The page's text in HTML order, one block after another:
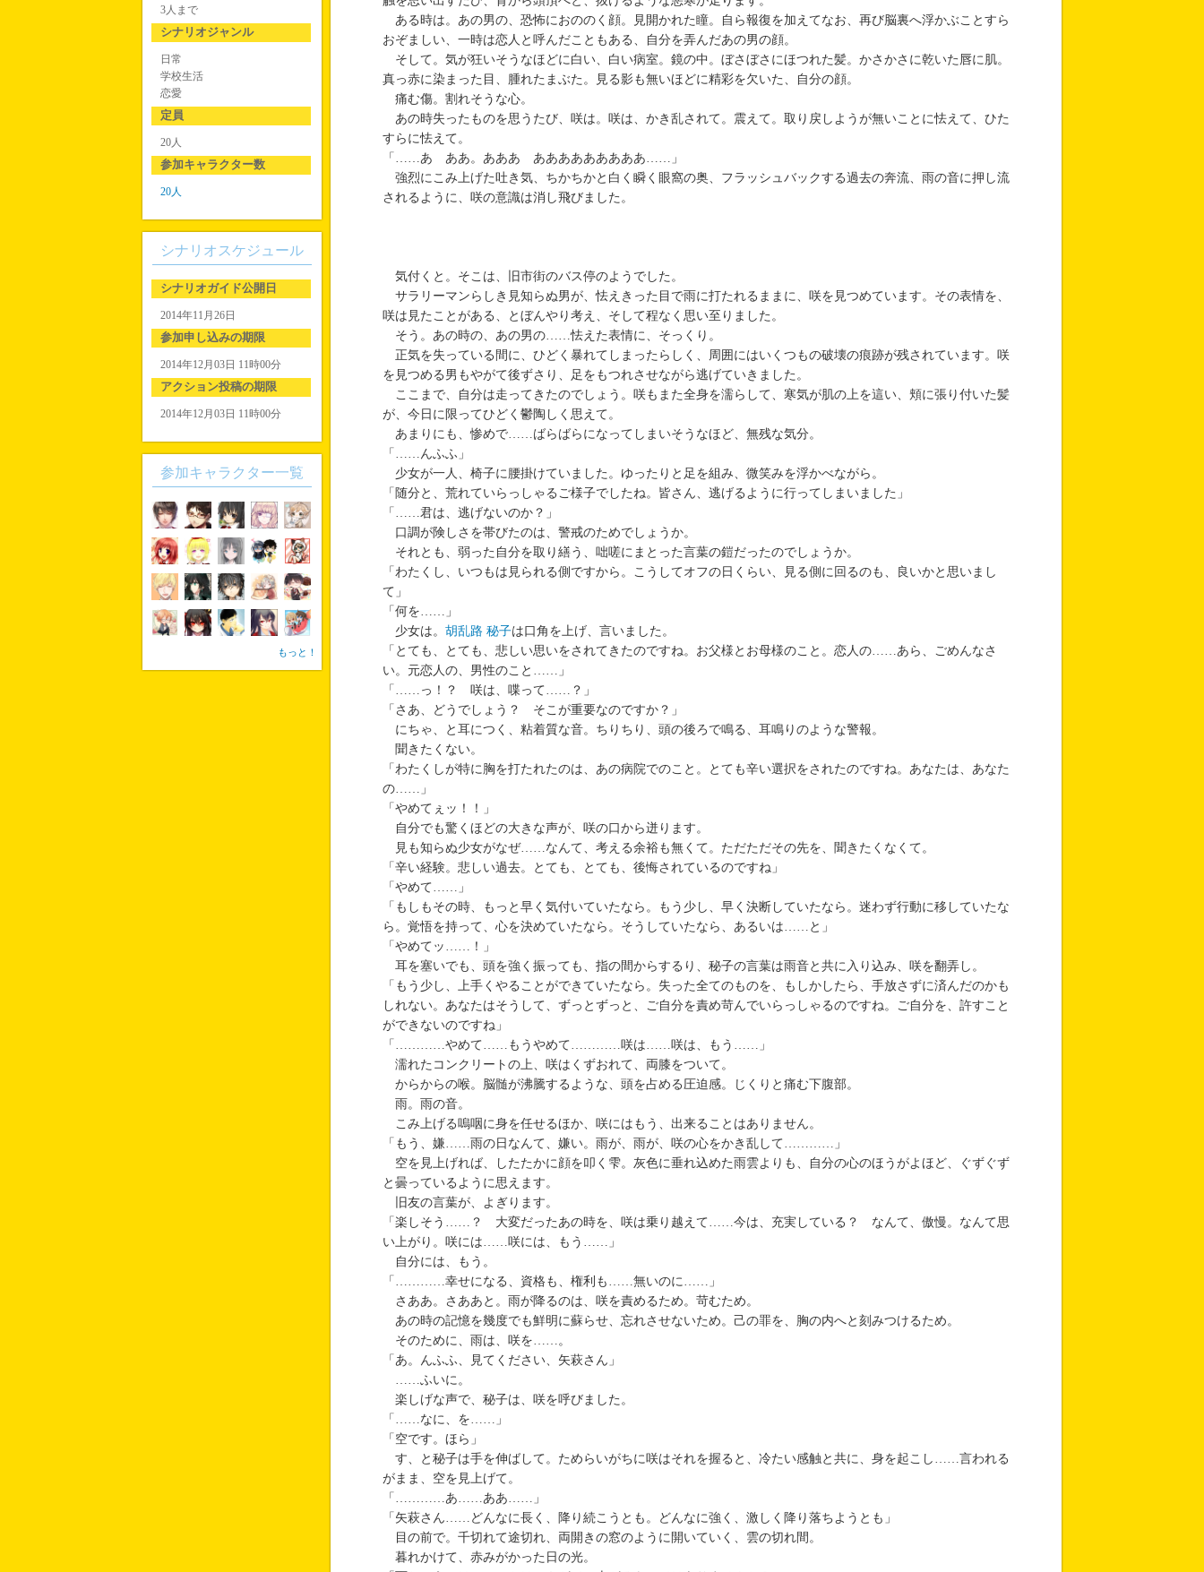
ある時は。あの男の、恐怖におののく顔。見開かれた瞳。自ら報復を加えてなお、再び脳裏へ浮かぶことすら
おぞましい、一時は恋人と呼んだこともある、自分を弄んだあの男の顔。
そして。気が狂いそうなほどに白い、白い病室。鏡の中。ぼさぼさにほつれた髪。かさかさに乾いた唇に肌。
真っ赤に染まった目、腫れたまぶた。見る影も無いほどに精彩を欠いた、自分の顔。
痛む傷。割れそうな心。
あの時失ったものを思うたび、咲は。咲は、かき乱されて。震えて。取り戻しようが無いことに怯えて、ひた
すらに怯えて。
「……あ ああ。あああ あああああああああ……」
強烈にこみ上げた吐き気、ちかちかと白く瞬く眼窩の奥、フラッシュバックする過去の奔流、雨の音に押し流
されるように、咲の意識は消し飛びました。
気付くと。そこは、旧市街のバス停のようでした。
サラリーマンらしき見知らぬ男が、怯えきった目で雨に打たれるままに、咲を見つめています。その表情を、
咲は見たことがある、とぼんやり考え、そして程なく思い至りました。
そう。あの時の、あの男の……怯えた表情に、そっくり。
正気を失っている間に、ひどく暴れてしまったらしく、周囲にはいくつもの破壊の痕跡が残されています。咲
を見つめる男もやがて後ずさり、足をもつれさせながら逃げていきました。
ここまで、自分は走ってきたのでしょう。咲もまた全身を濡らして、寒気が肌の上を這い、頬に張り付いた髪
が、今日に限ってひどく鬱陶しく思えて。
あまりにも、惨めで……ばらばらになってしまいそうなほど、無残な気分。
「……んふふ」
少女が一人、椅子に腰掛けていました。ゆったりと足を組み、微笑みを浮かべながら。
「随分と、荒れていらっしゃるご様子でしたね。皆さん、逃げるように行ってしまいました」
「……君は、逃げないのか？」
口調が険しさを帯びたのは、警戒のためでしょうか。
それとも、弱った自分を取り繕う、咄嗟にまとった言葉の鎧だったのでしょうか。
「わたくし、いつもは見られる側ですから。こうしてオフの日くらい、見る側に回るのも、良いかと思いまし
て」
「何を……」
少女は。 胡乱路 秘子は口角を上げ、言いました。
「とても、とても、悲しい思いをされてきたのですね。お父様とお母様のこと。恋人の……あら、ごめんなさ
い。元恋人の、男性のこと……」
「……っ！？ 咲は、喋って……？」
「さあ、どうでしょう？ そこが重要なのですか？」
にちゃ、と耳につく、粘着質な音。ちりちり、頭の後ろで鳴る、耳鳴りのような警報。
聞きたくない。
「わたくしが特に胸を打たれたのは、あの病院でのこと。とても辛い選択をされたのですね。あなたは、あなた
の……」
「やめてぇッ！！」
自分でも驚くほどの大きな声が、咲の口から迸ります。
見も知らぬ少女がなぜ……なんて、考える余裕も無くて。ただただその先を、聞きたくなくて。
「辛い経験。悲しい過去。とても、とても、後悔されているのですね」
「やめて……」
「もしもその時、もっと早く気付いていたなら。もう少し、早く決断していたなら。迷わず行動に移していたな
ら。覚悟を持って、心を決めていたなら。そうしていたなら、あるいは……と」
「やめてッ……！」
耳を塞いでも、頭を強く振っても、指の間からするり、秘子の言葉は雨音と共に入り込み、咲を翻弄し。
「もう少し、上手くやることができていたなら。失った全てのものを、もしかしたら、手放さずに済んだのかも
しれない。あなたはそうして、ずっとずっと、ご自分を責め苛んでいらっしゃるのですね。ご自分を、許すこと
ができないのですね」
「…………やめて……もうやめて…………咲は……咲は、もう……」
濡れたコンクリートの上、咲はくずおれて、両膝をついて。
からからの喉。脳髄が沸騰するような、頭を占める圧迫感。じくりと痛む下腹部。
雨。雨の音。
こみ上げる嗚咽に身を任せるほか、咲にはもう、出来ることはありません。
「もう、嫌……雨の日なんて、嫌い。雨が、雨が、咲の心をかき乱して…………」
空を見上げれば、したたかに顔を叩く雫。灰色に垂れ込めた雨雲よりも、自分の心のほうがよほど、ぐずぐず
と曇っているように思えます。
旧友の言葉が、よぎります。
「楽しそう……？ 大変だったあの時を、咲は乗り越えて……今は、充実している？ なんて、傲慢。なんて思
い上がり。咲には……咲には、もう……」
自分には、もう。
「…………幸せになる、資格も、権利も……無いのに……」
さああ。さああと。雨が降るのは、咲を責めるため。苛むため。
あの時の記憶を幾度でも鮮明に蘇らせ、忘れさせないため。己の罪を、胸の内へと刻みつけるため。
そのために、雨は、咲を……。
「あ。んふふ、見てください、矢萩さん」
……ふいに。
楽しげな声で、秘子は、咲を呼びました。
「……なに、を……」
「空です。ほら」
す、と秘子は手を伸ばして。ためらいがちに咲はそれを握ると、冷たい感触と共に、身を起こし……言われる
がまま、空を見上げて。
「…………あ……ああ……」
「矢萩さん……どんなに長く、降り続こうとも。どんなに強く、激しく降り落ちようとも」
目の前で。千切れて途切れ、両開きの窓のように開いていく、雲の切れ間。
暮れかけて、赤みがかった日の光。
3人まで
シナリオジャンル
日常
学校生活
恋愛
定員
20人
参加キャラクター数
20人
シナリオスケジュール
シナリオガイド公開日
2014年11月26日
参加申し込みの期限
2014年12月03日 11時00分
アクション投稿の期限
2014年12月03日 11時00分
参加キャラクター一覧
もっと！